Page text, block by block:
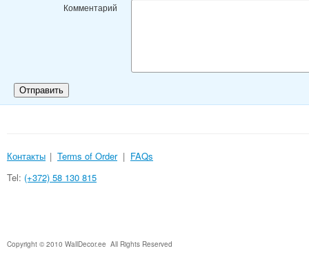
Комментарий
Контакты | Terms of Order| FAQs
Tel: (+372) 58 130 815
Copyright © 2010 WallDecor.ee All Rights Reserved